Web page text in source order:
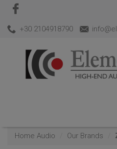
+30 2104918790
Home Audio Our Brands